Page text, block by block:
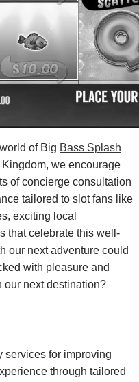
of Big Bass Splash
we encourage
of concierge consultation
tailored to slot fans like
exciting local
that celebrate this well-
our next adventure could
with pleasure and
our next destination?
services for improving
through tailored